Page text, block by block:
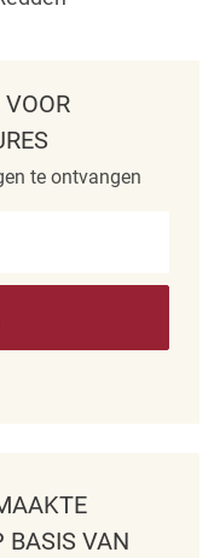
te ontvangen
BASIS VAN